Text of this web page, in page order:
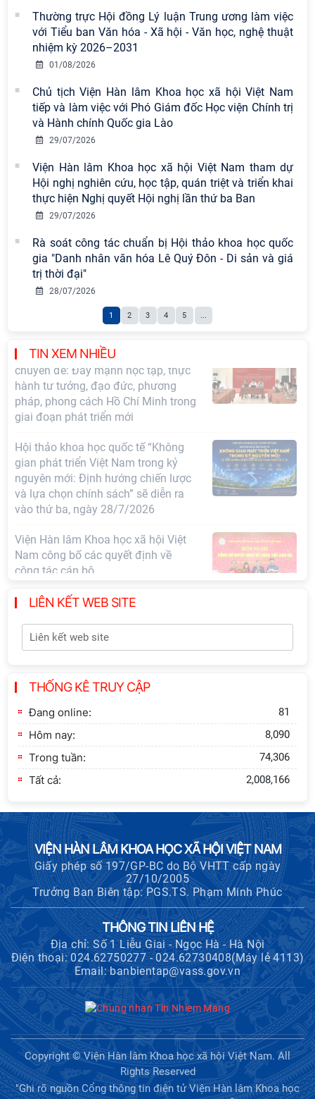
Thường trực Hội đồng Lý luận Trung ương làm việc
với Tiểu ban Văn hóa - Xã hội - Văn học, nghệ thuật
nhiệm kỳ 2026–2031
01/08/2026
Chủ tịch Viện Hàn lâm Khoa học xã hội Việt Nam
tiếp và làm việc với Phó Giám đốc Học viện Chính trị
và Hành chính Quốc gia Lào
29/07/2026
Viện Hàn lâm Khoa học xã hội Việt Nam tham dự
Hội nghị nghiên cứu, học tập, quán triệt và triển khai
thực hiện Nghị quyết Hội nghị lần thứ ba Ban
29/07/2026
Rà soát công tác chuẩn bị Hội thảo khoa học quốc
gia "Danh nhân văn hóa Lê Quý Đôn - Di sản và giá
trị thời đại"
28/07/2026
1 2 3 4 5 ...
TIN XEM NHIỀU
Chi bộ Viện Sử học tổ chức Tọa đàm
chuyên đề: Đẩy mạnh học tập, thực
hành tư tưởng, đạo đức, phương
giai đoạn phát triển mới
Hội thảo khoa học quốc tế “Không
gian phát triển Việt Nam trong kỷ
và lựa chọn chính sách” sẽ diễn ra
vào thứ ba, ngày 28/7/2026
Viện Hàn lâm Khoa học xã hội Việt
Nam công bố các quyết định về
công tác cán bộ
Tọa đàm Giao lưu chuyên đề về
những kinh nghiệm quan trọng của
Đảng Cộng sản Trung Quốc và Đảng
sự nghiệp xây dựng chủ nghĩa xã hội
Hội nghị Lãnh đạo Viện Hàn lâm
Khoa học xã hội Việt Nam làm việc
với Ban Chủ nhiệm các Chương trình
cấp Bộ
Hội thảo khoa học "Kinh tế Việt Nam
6 tháng đầu năm 2026: Thách thức,
động lực và triển vọng phát triển"
Hội nghị Ban Chỉ đạo về dữ liệu Viện
Hàn lâm Khoa học xã hội Việt Nam
sinh đào tạo trình độ tiến sĩ đợt 1
năm 2026
Hội thảo quốc tế "Không gian phát
Định hướng chiến lược và lựa chọn
chính sách”
LIÊN KẾT WEB SITE
THỐNG KÊ TRUY CẬP
Đang online: 81
Hôm nay: 8,090
Trong tuần: 74,306
Tất cả: 2,008,166
VIỆN HÀN LÂM KHOA HỌC XÃ HỘI VIỆT NAM
Giấy phép số 197/GP-BC do Bộ VHTT cấp ngày
27/10/2005
Trưởng Ban Biên tập: PGS.TS. Phạm Minh Phúc
THÔNG TIN LIÊN HỆ
Địa chỉ: Số 1 Liễu Giai - Ngọc Hà - Hà Nội
Điện thoại: 024.62750277 - 024.62730408(Máy lẻ 4113)
Email: banbientap@vass.gov.vn
Copyright © Viện Hàn lâm Khoa học xã hội Việt Nam. All
Rights Reserved
"Ghi rõ nguồn Cổng thông tin điện tử Viện Hàn lâm Khoa học